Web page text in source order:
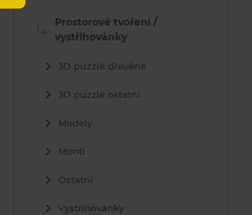
Prostorové tvoření /
vystřihovánky
3D puzzle dřevěné
3D puzzle ostatní
Modely
Monti
Ostatní
Vystřihovánky